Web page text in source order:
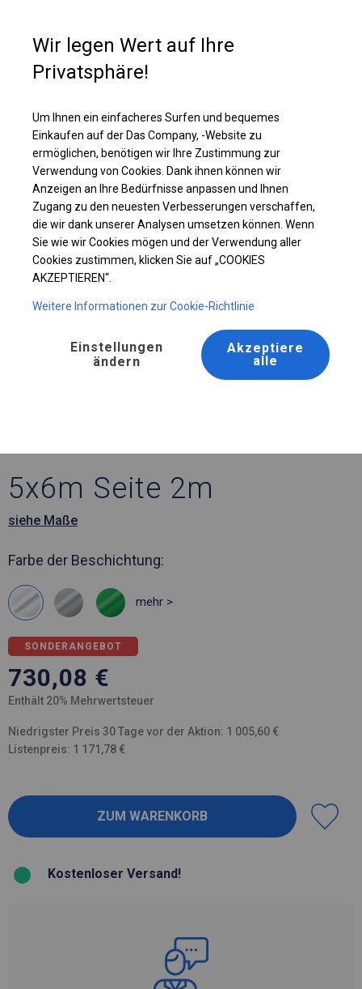
Verstärktes Partyzelt | 5x6 m
BESTSELLER
5x6m Seite 2m
siehe Maße
Farbe der Beschichtung:
mehr >
SONDERANGEBOT
730,08 €
Enthält 20% Mehrwertsteuer
Niedrigster Preis 30 Tage vor der Aktion: 1 005,60 €
Listenpreis: 1 171,78 €
Kostenloser Versand!
Wir legen Wert auf Ihre
Privatsphäre!
Um Ihnen ein einfacheres Surfen und bequemes
Einkaufen auf der Das Company, -Website zu
ermöglichen, benötigen wir Ihre Zustimmung zur
Verwendung von Cookies. Dank ihnen können wir
Anzeigen an Ihre Bedürfnisse anpassen und Ihnen
Zugang zu den neuesten Verbesserungen verschaffen,
die wir dank unserer Analysen umsetzen können. Wenn
Sie wie wir Cookies mögen und der Verwendung aller
Cookies zustimmen, klicken Sie auf „COOKIES
AKZEPTIEREN“.
Weitere Informationen zur Cookie-Richtlinie
Einstellungen
ändern
Akzeptiere
alle